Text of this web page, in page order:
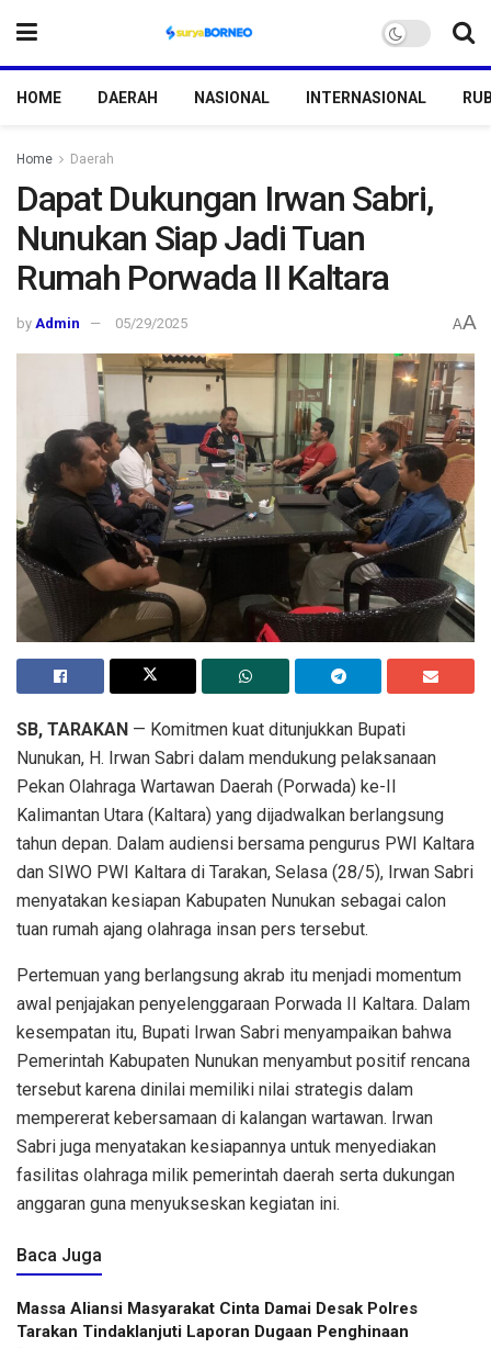
HOME DAERAH NASIONAL INTERNASIONAL
Home Daerah
Dapat Dukungan Irwan Sabri,
Nunukan Siap Jadi Tuan
Rumah Porwada II Kaltara
by Admin 05/29/2025 AA
SB, TARAKAN — Komitmen kuat ditunjukkan Bupati
Nunukan, H. Irwan Sabri dalam mendukung pelaksanaan
Pekan Olahraga Wartawan Daerah (Porwada) ke-II
Kalimantan Utara (Kaltara) yang dijadwalkan berlangsung
tahun depan. Dalam audiensi bersama pengurus PWI Kaltara
dan SIWO PWI Kaltara di Tarakan, Selasa (28/5), Irwan Sabri
menyatakan kesiapan Kabupaten Nunukan sebagai calon
tuan rumah ajang olahraga insan pers tersebut.
Pertemuan yang berlangsung akrab itu menjadi momentum
awal penjajakan penyelenggaraan Porwada II Kaltara. Dalam
kesempatan itu, Bupati Irwan Sabri menyampaikan bahwa
Pemerintah Kabupaten Nunukan menyambut positif rencana
tersebut karena dinilai memiliki nilai strategis dalam
mempererat kebersamaan di kalangan wartawan. Irwan
Sabri juga menyatakan kesiapannya untuk menyediakan
fasilitas olahraga milik pemerintah daerah serta dukungan
anggaran guna menyukseskan kegiatan ini.
Baca Juga
Massa Aliansi Masyarakat Cinta Damai Desak Polres
Tarakan Tindaklanjuti Laporan Dugaan Penghinaan